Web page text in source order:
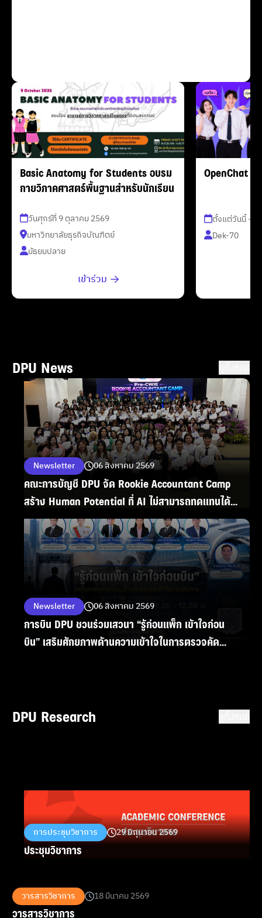
Basic Anatomy for Students อบรม
กายวิภาคศาสตร์พื้นฐานสำหรับนักเรียน
วันศุกร์ที่ 9 ตุลาคม 2569
มหาวิทยาลัยธุรกิจบัณฑิตย์
มัธยมปลาย
เข้าร่วม
OpenChat ส
ตั้งแต่วันนี้ -
Dek-70
DPU News
Newsletter 06 สิงหาคม 2569
คณะการบัญชี DPU จัด Rookie Accountant Camp
สร้าง Human Potential ที่ AI ไม่สามารถทดแทนได้
ตามแนวคิดของ ดร.ดาริกา ลัทธพิพัฒน์ อธิการบดี
Newsletter 06 สิงหาคม 2569
การบิน DPU ชวนร่วมเสวนา “รู้ก่อนแพ็ก เข้าใจก่อน
บิน” เสริมศักยภาพด้านความเข้าใจในการตรวจคัด
DPU Research
การประชุมวิชาการ 29 มิถุนายน 2569
ประชุมวิชาการ
วารสารวิชาการ 18 มีนาคม 2569
วารสารวิชาการ